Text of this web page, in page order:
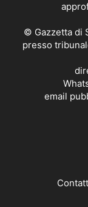
© Gazzetta di
presso
email